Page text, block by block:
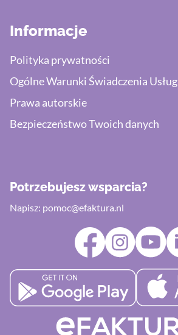
Informacje
Polityka prywatności
Ogólne Warunki Świadczenia Usług
Prawa autorskie
Bezpieczeństwo Twoich danych
Potrzebujesz wsparcia?
Napisz: pomoc@efaktura.nl